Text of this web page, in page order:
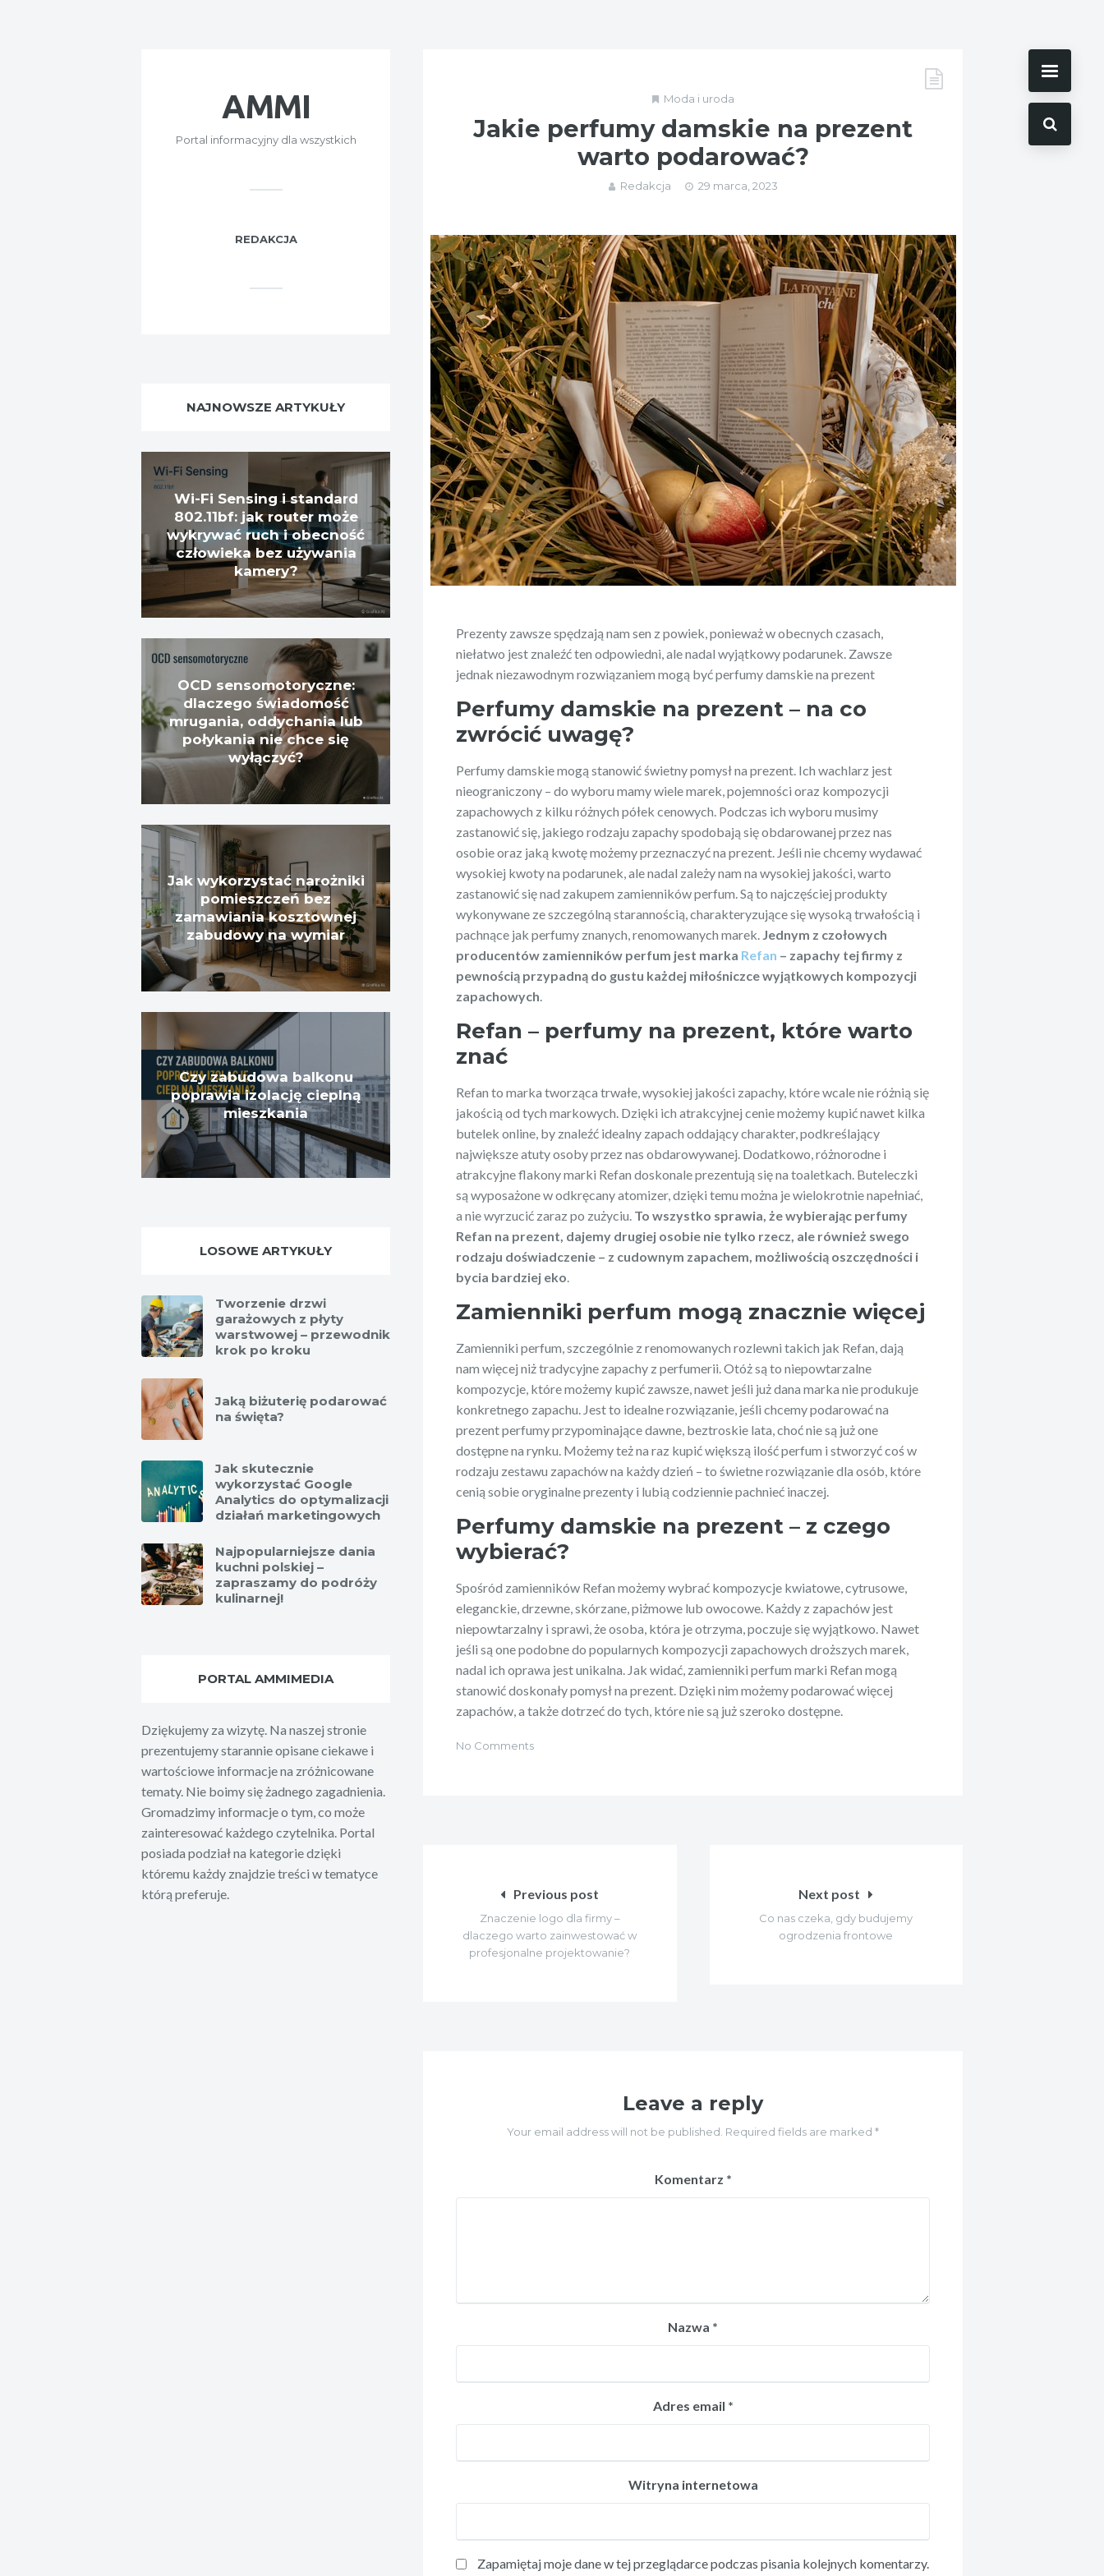
Moda i uroda
Jakie perfumy damskie na prezent
warto podarować?
Redakcja 29 marca, 2023
Prezenty zawsze spędzają nam sen z powiek, ponieważ w obecnych czasach,
niełatwo jest znaleźć ten odpowiedni, ale nadal wyjątkowy podarunek. Zawsze
jednak niezawodnym rozwiązaniem mogą być perfumy damskie na prezent
Perfumy damskie na prezent – na co
zwrócić uwagę?
Perfumy damskie mogą stanowić świetny pomysł na prezent. Ich wachlarz jest
nieograniczony – do wyboru mamy wiele marek, pojemności oraz kompozycji
zapachowych z kilku różnych półek cenowych. Podczas ich wyboru musimy
zastanowić się, jakiego rodzaju zapachy spodobają się obdarowanej przez nas
osobie oraz jaką kwotę możemy przeznaczyć na prezent. Jeśli nie chcemy wydawać
wysokiej kwoty na podarunek, ale nadal zależy nam na wysokiej jakości, warto
zastanowić się nad zakupem zamienników perfum. Są to najczęściej produkty
wykonywane ze szczególną starannością, charakteryzujące się wysoką trwałością i
pachnące jak perfumy znanych, renomowanych marek. Jednym z czołowych
producentów zamienników perfum jest marka Refan – zapachy tej firmy z
pewnością przypadną do gustu każdej miłośniczce wyjątkowych kompozycji
zapachowych.
Refan – perfumy na prezent, które warto
znać
Refan to marka tworząca trwałe, wysokiej jakości zapachy, które wcale nie różnią się
jakością od tych markowych. Dzięki ich atrakcyjnej cenie możemy kupić nawet kilka
butelek online, by znaleźć idealny zapach oddający charakter, podkreślający
największe atuty osoby przez nas obdarowywanej. Dodatkowo, różnorodne i
atrakcyjne flakony marki Refan doskonale prezentują się na toaletkach. Buteleczki
są wyposażone w odkręcany atomizer, dzięki temu można je wielokrotnie napełniać,
a nie wyrzucić zaraz po zużyciu. To wszystko sprawia, że wybierając perfumy
Refan na prezent, dajemy drugiej osobie nie tylko rzecz, ale również swego
rodzaju doświadczenie – z cudownym zapachem, możliwością oszczędności i
bycia bardziej eko.
Zamienniki perfum mogą znacznie więcej
Zamienniki perfum, szczególnie z renomowanych rozlewni takich jak Refan, dają
nam więcej niż tradycyjne zapachy z perfumerii. Otóż są to niepowtarzalne
kompozycje, które możemy kupić zawsze, nawet jeśli już dana marka nie produkuje
konkretnego zapachu. Jest to idealne rozwiązanie, jeśli chcemy podarować na
prezent perfumy przypominające dawne, beztroskie lata, choć nie są już one
dostępne na rynku. Możemy też na raz kupić większą ilość perfum i stworzyć coś w
rodzaju zestawu zapachów na każdy dzień – to świetne rozwiązanie dla osób, które
cenią sobie oryginalne prezenty i lubią codziennie pachnieć inaczej.
Perfumy damskie na prezent – z czego
wybierać?
Spośród zamienników Refan możemy wybrać kompozycje kwiatowe, cytrusowe,
eleganckie, drzewne, skórzane, piżmowe lub owocowe. Każdy z zapachów jest
niepowtarzalny i sprawi, że osoba, która je otrzyma, poczuje się wyjątkowo. Nawet
jeśli są one podobne do popularnych kompozycji zapachowych droższych marek,
nadal ich oprawa jest unikalna. Jak widać, zamienniki perfum marki Refan mogą
stanowić doskonały pomysł na prezent. Dzięki nim możemy podarować więcej
zapachów, a także dotrzeć do tych, które nie są już szeroko dostępne.
No Comments
Previous post
Znaczenie logo dla firmy –
dlaczego warto zainwestować w
profesjonalne projektowanie?
Next post
Co nas czeka, gdy budujemy
ogrodzenia frontowe
Leave a reply
Your email address will not be published. Required fields are marked *
Komentarz *
Nazwa *
Adres email *
Witryna internetowa
Zapamiętaj moje dane w tej przeglądarce podczas pisania kolejnych komentarzy.
AMMI
Portal informacyjny dla wszystkich
REDAKCJA
NAJNOWSZE ARTYKUŁY
Wi-Fi Sensing i standard
802.11bf: jak router może
wykrywać ruch i obecność
człowieka bez używania
kamery?
OCD sensomotoryczne:
dlaczego świadomość
mrugania, oddychania lub
połykania nie chce się
wyłączyć?
Jak wykorzystać narożniki
pomieszczeń bez
zamawiania kosztownej
zabudowy na wymiar
Czy zabudowa balkonu
poprawia izolację cieplną
mieszkania
LOSOWE ARTYKUŁY
Tworzenie drzwi
garażowych z płyty
warstwowej – przewodnik
krok po kroku
Jaką biżuterię podarować
na święta?
Jak skutecznie
wykorzystać Google
Analytics do optymalizacji
działań marketingowych
Najpopularniejsze dania
kuchni polskiej –
zapraszamy do podróży
kulinarnej!
PORTAL AMMIMEDIA
Dziękujemy za wizytę. Na naszej stronie
prezentujemy starannie opisane ciekawe i
wartościowe informacje na zróżnicowane
tematy. Nie boimy się żadnego zagadnienia.
Gromadzimy informacje o tym, co może
zainteresować każdego czytelnika. Portal
posiada podział na kategorie dzięki
któremu każdy znajdzie treści w tematyce
którą preferuje.